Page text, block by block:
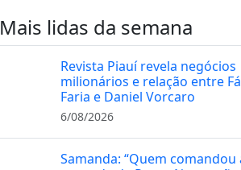
Mais lidas da semana
Revista Piauí revela negócios
milionários e relação entre
Faria e Daniel Vorcaro
6/08/2026
Samanda: “Quem comandou